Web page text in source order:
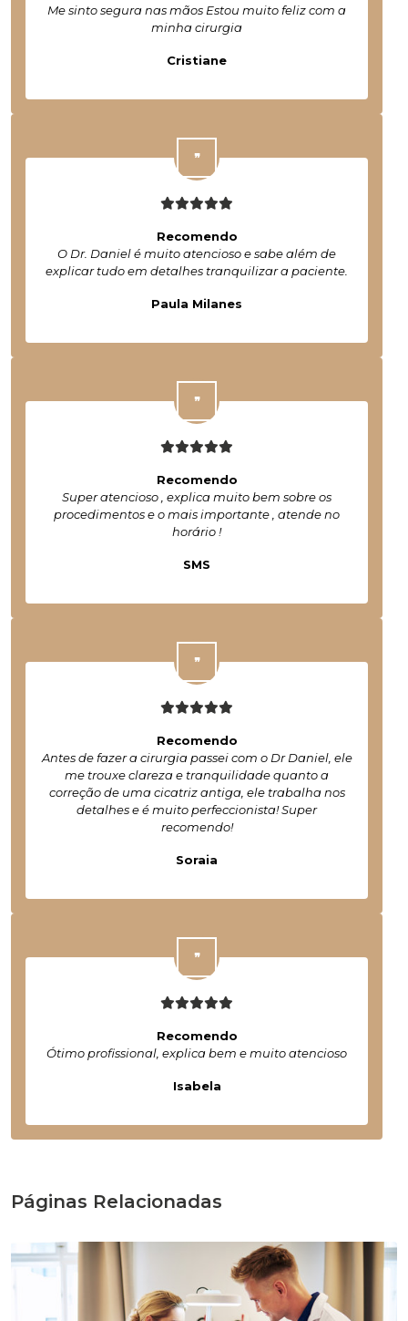
Me sinto segura nas mãos Estou muito feliz com a
minha cirurgia
Cristiane
Recomendo
O Dr. Daniel é muito atencioso e sabe além de
explicar tudo em detalhes tranquilizar a paciente.
Paula Milanes
Recomendo
Super atencioso , explica muito bem sobre os
procedimentos e o mais importante , atende no
horário !
SMS
Recomendo
Antes de fazer a cirurgia passei com o Dr Daniel, ele
me trouxe clareza e tranquilidade quanto a
correção de uma cicatriz antiga, ele trabalha nos
detalhes e é muito perfeccionista! Super
recomendo!
Soraia
Recomendo
Ótimo profissional, explica bem e muito atencioso
Isabela
Páginas Relacionadas